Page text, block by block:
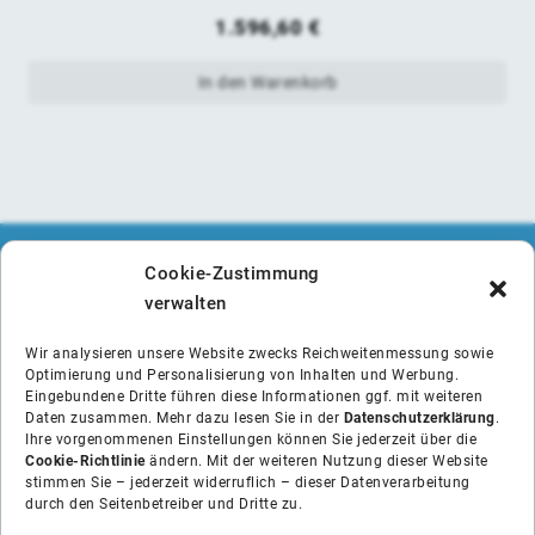
Cookie-Zustimmung
verwalten
Wir analysieren unsere Website zwecks Reichweitenmessung sowie
Optimierung und Personalisierung von Inhalten und Werbung.
Eingebundene Dritte führen diese Informationen ggf. mit weiteren
Daten zusammen. Mehr dazu lesen Sie in der Datenschutzerklärung.
Ihre vorgenommenen Einstellungen können Sie jederzeit über die
Cookie-Richtlinieändern. Mit der weiteren Nutzung dieser Website
stimmen Sie – jederzeit widerruflich – dieser Datenverarbeitung
durch den Seitenbetreiber und Dritte zu.
1.596,60€
In den Warenkorb